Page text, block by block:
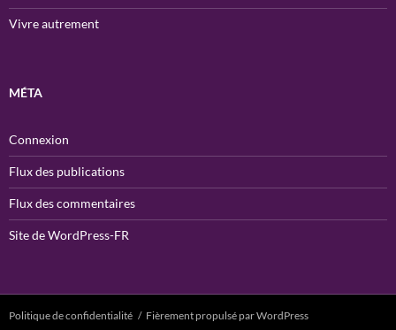
Vivre autrement
MÉTA
Connexion
Flux des publications
Flux des commentaires
Site de WordPress-FR
Politique de confidentialité Fièrement propulsé par WordPress